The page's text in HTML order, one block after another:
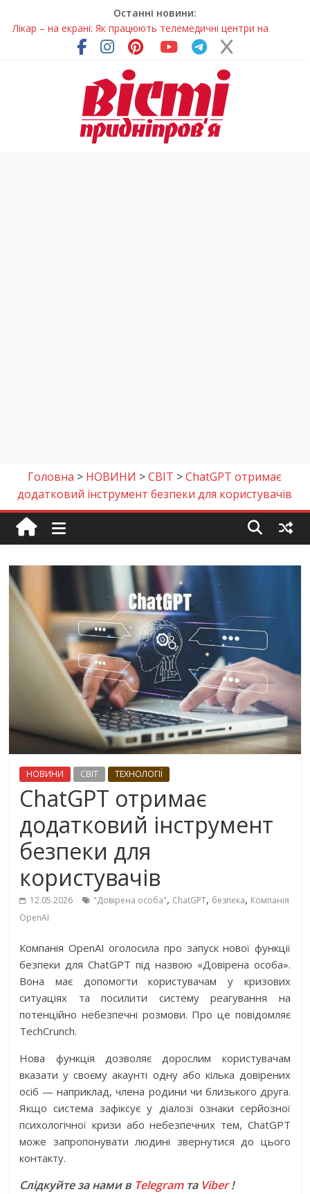
Останні новини:
Лікар – на екрані: Як працюють телемедичні центри на
Дніпропетровщині
У Дніпрі триває масштабна підготовка до опалювального
Пошуки тривають: на Дніпропетровщині досліджують місце
розташування легендарного монастиря (Фото)
Ветерани Дніпропетровщини отримують шанс на власне
Головна > НОВИНИ >СВІТ >ChatGPT отримає
додатковий інструмент безпеки для користувачів
НОВИНИ СВІТ ТЕХНОЛОГІЇ
ChatGPT отримає
додатковий інструмент
безпеки для
користувачів
12.05.2026 "Довірена особа", ChatGPT, безпека, Компанія
OpenAI
Компанія OpenAI оголосила про запуск нової функції
безпеки для ChatGPT під назвою «Довірена особа».
Вона має допомогти користувачам у кризових
ситуаціях та посилити систему реагування на
потенційно небезпечні розмови. Про це повідомляє
TechCrunch.
Нова функція дозволяє дорослим користувачам
вказати у своєму акаунті одну або кілька довірених
осіб — наприклад, члена родини чи близького друга.
Якщо система зафіксує у діалозі ознаки серйозної
психологічної кризи або небезпечних тем, ChatGPT
може запропонувати людині звернутися до цього
контакту.
Слідкуйте за нами в Telegramта Viber!